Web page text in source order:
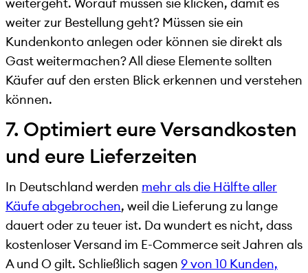
weiter zur Bestellung geht? Müssen sie ein
Kundenkonto anlegen oder können sie direkt als
Gast weitermachen? All diese Elemente sollten
Käufer auf den ersten Blick erkennen und verstehen
können.
7. Optimiert eure Versandkosten
und eure Lieferzeiten
In Deutschland werden mehr als die Hälfte aller
Käufe abgebrochen, weil die Lieferung zu lange
dauert oder zu teuer ist. Da wundert es nicht, dass
kostenloser Versand im E-Commerce seit Jahren als
A und O gilt. Schließlich sagen 9 von 10 Kunden,